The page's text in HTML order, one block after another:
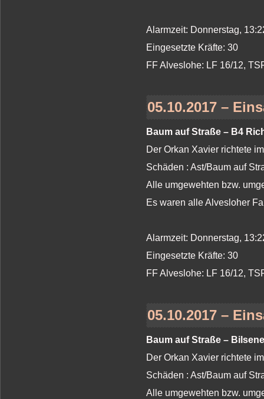
Alarmzeit: Donnerstag,
Eingesetzte Kräfte: 30
FF Alveslohe: LF 16/12,
05.10.2017 –
Baum auf Straße – B4
Der Orkan Xavier richtete
Schäden : Ast/Baum auf
Alle umgewehten bzw.
Es waren alle Alvesloher
Alarmzeit: Donnerstag,
Eingesetzte Kräfte: 30
FF Alveslohe: LF 16/12,
05.10.2017 –
Baum auf Straße –
Der Orkan Xavier richtete
Schäden : Ast/Baum auf
Alle umgewehten bzw.